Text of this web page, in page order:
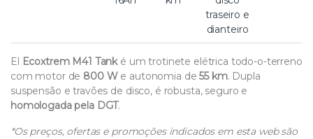
traseiro e
dianteiro
El Ecoxtrem M41 Tanké um trotinete elétrica todo-o-terreno
com motor de 800 We autonomia de55 km. Dupla
suspensão e travões de disco, é robusta, seguro e
homologada pela DGT.
*Os preços, ofertas e promoções indicados em esta web são